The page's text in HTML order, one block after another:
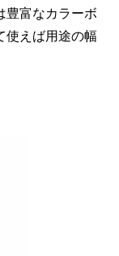
豊富なカラーボ
使えば用途の幅